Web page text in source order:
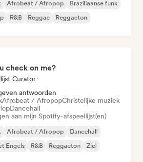
Afrobeat / Afropop
Braziliaanse funk
R&B Reggae Reggaeton
check on me?
Curator
antwoorden
Afrobeat / AfropopChristelijke muziek
Dancehall
aan mijn Spotify-afspeellijst(en)
Afrobeat / Afropop
Dancehall
Engels R&B Reggaeton Ziel